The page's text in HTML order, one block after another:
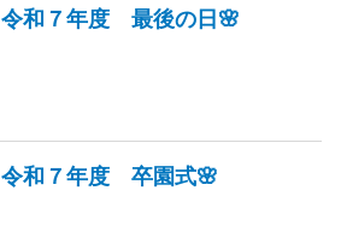
令和７年度 最後の日🌸
令和７年度 卒園式🌸